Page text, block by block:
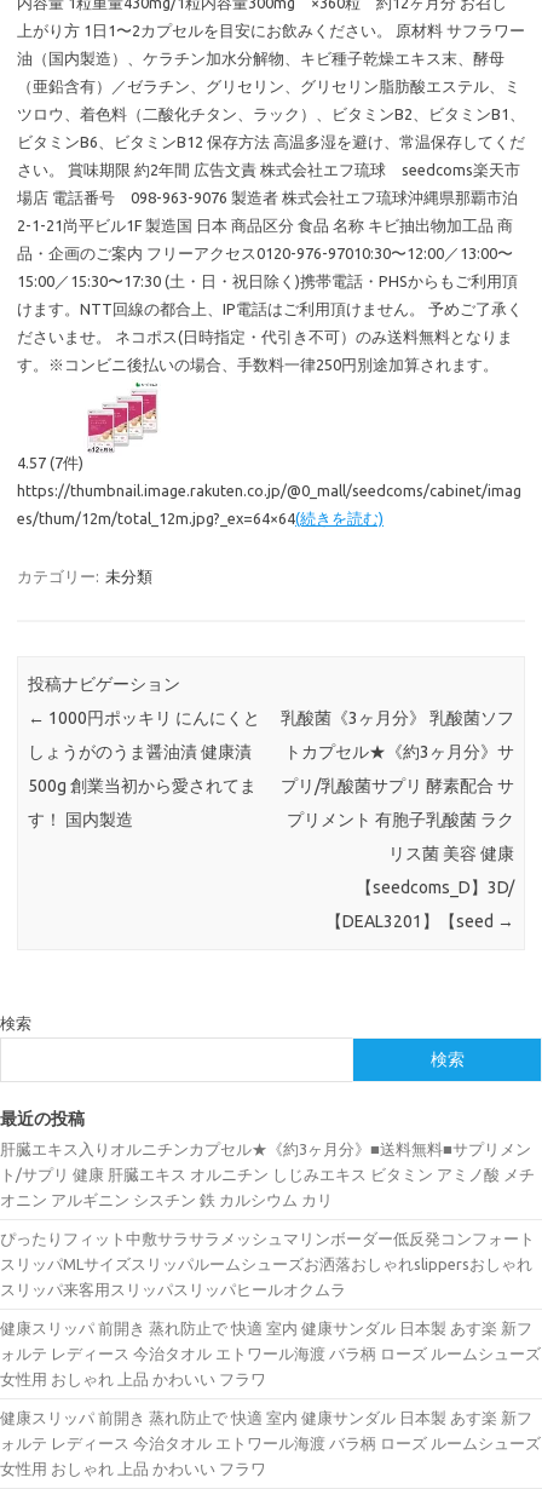
上がり方 1日1〜2カプセルを目安にお飲みください。 原材料 サフラワー
油（国内製造）、ケラチン加水分解物、キビ種子乾燥エキス末、酵母
（亜鉛含有）／ゼラチン、グリセリン、グリセリン脂肪酸エステル、ミ
ツロウ、着色料（二酸化チタン、ラック）、ビタミンB2、ビタミンB1、
ビタミンB6、ビタミンB12 保存方法 高温多湿を避け、常温保存してくだ
さい。 賞味期限 約2年間 広告文責 株式会社エフ琉球 seedcoms楽天市
場店 電話番号 098-963-9076 製造者 株式会社エフ琉球沖縄県那覇市泊
2-1-21尚平ビル1F 製造国 日本 商品区分 食品 名称 キビ抽出物加工品 商
品・企画のご案内 フリーアクセス0120-976-97010:30〜12:00／13:00〜
15:00／15:30〜17:30 (土・日・祝日除く)携帯電話・PHSからもご利用頂
けます。NTT回線の都合上、IP電話はご利用頂けません。 予めご了承く
ださいませ。 ネコポス(日時指定・代引き不可）のみ送料無料となりま
す。※コンビニ後払いの場合、手数料一律250円別途加算されます。
4.57 (7件)
https://thumbnail.image.rakuten.co.jp/@0_mall/seedcoms/cabinet/imag
es/thum/12m/total_12m.jpg?_ex=64×64(続きを読む)
カテゴリー: 未分類
投稿ナビゲーション
← 1000円ポッキリ にんにくと
しょうがのうま醤油漬 健康漬
500g 創業当初から愛されてま
す！ 国内製造
乳酸菌《3ヶ月分》 乳酸菌ソフ
トカプセル★《約3ヶ月分》サ
プリ/乳酸菌サプリ 酵素配合 サ
プリメント 有胞子乳酸菌 ラク
リス菌 美容 健康
【seedcoms_D】3D/
【DEAL3201】【seed →
検索
検索
最近の投稿
肝臓エキス入りオルニチンカプセル★《約3ヶ月分》■送料無料■サプリメン
ト/サプリ 健康 肝臓エキス オルニチン しじみエキス ビタミン アミノ酸 メチ
オニン アルギニン シスチン 鉄 カルシウム カリ
ぴったりフィット中敷サラサラメッシュマリンボーダー低反発コンフォート
スリッパMLサイズスリッパルームシューズお洒落おしゃれslippersおしゃれ
スリッパ来客用スリッパスリッパヒールオクムラ
健康スリッパ 前開き 蒸れ防止で 快適 室内 健康サンダル 日本製 あす楽 新フ
ォルテ レディース 今治タオル エトワール海渡 バラ柄 ローズ ルームシューズ
女性用 おしゃれ 上品 かわいい フラワ
健康スリッパ 前開き 蒸れ防止で 快適 室内 健康サンダル 日本製 あす楽 新フ
ォルテ レディース 今治タオル エトワール海渡 バラ柄 ローズ ルームシューズ
女性用 おしゃれ 上品 かわいい フラワ